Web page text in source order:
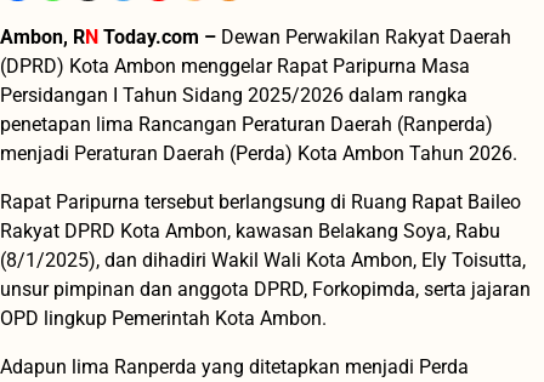
Ambon, RN Today.com – Dewan Perwakilan Rakyat Daerah
(DPRD) Kota Ambon menggelar Rapat Paripurna Masa
Persidangan I Tahun Sidang 2025/2026 dalam rangka
penetapan lima Rancangan Peraturan Daerah (Ranperda)
menjadi Peraturan Daerah (Perda) Kota Ambon Tahun 2026.
Rapat Paripurna tersebut berlangsung di Ruang Rapat Baileo
Rakyat DPRD Kota Ambon, kawasan Belakang Soya, Rabu
(8/1/2025), dan dihadiri Wakil Wali Kota Ambon, Ely Toisutta,
unsur pimpinan dan anggota DPRD, Forkopimda, serta jajaran
OPD lingkup Pemerintah Kota Ambon.
Adapun lima Ranperda yang ditetapkan menjadi Perda